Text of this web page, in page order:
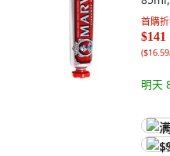
首購
$141
(
明天